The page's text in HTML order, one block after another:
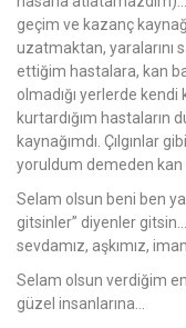
geçim ve kazanç
uzatmaktan, yaralarını
ettiğim hastalara, kan
olmadığı yerlerde kendi
kurtardığım hastaların
kaynağımdı. Çılgınlar
yoruldum demeden kan
Selam olsun beni ben
gitsinler” diyenler
sevdamız, aşkımız,
Selam olsun verdiğim
güzel insanlarına…